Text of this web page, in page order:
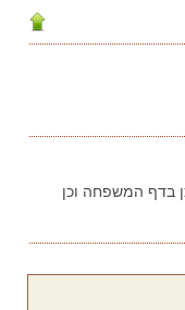
בדף המשפחה וכן